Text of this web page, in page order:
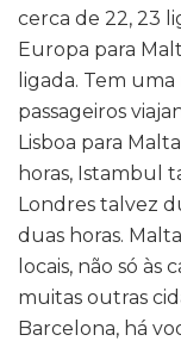
cerca de 22, 23
Europa para
ligada. Tem
passageiros
Lisboa para
horas, Istambul
Londres talvez
duas horas.
locais, não só às
muitas outras
Barcelona, ​​há